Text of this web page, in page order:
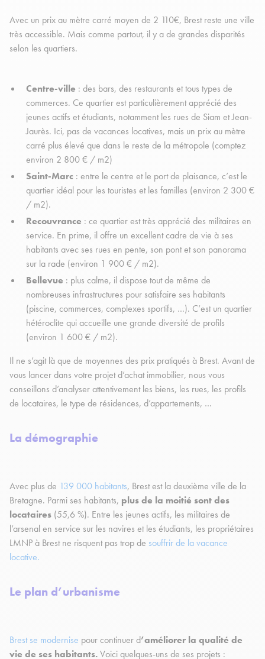
Avec un prix au mètre carré moyen de 2 110€, Brest reste une ville
très accessible. Mais comme partout, il y a de grandes disparités
selon les quartiers.
Centre-ville : des bars, des restaurants et tous types de
commerces. Ce quartier est particulièrement apprécié des
jeunes actifs et étudiants, notamment les rues de Siam et Jean-
Jaurès. Ici, pas de vacances locatives, mais un prix au mètre
carré plus élevé que dans le reste de la métropole (comptez
environ 2 800 € / m2)
Saint-Marc : entre le centre et le port de plaisance, c’est le
quartier idéal pour les touristes et les familles (environ 2 300 €
/ m2).
Recouvrance : ce quartier est très apprécié des militaires en
service. En prime, il offre un excellent cadre de vie à ses
habitants avec ses rues en pente, son pont et son panorama
sur la rade (environ 1 900 € / m2).
Bellevue : plus calme, il dispose tout de même de
nombreuses infrastructures pour satisfaire ses habitants
(piscine, commerces, complexes sportifs, …). C’est un quartier
hétéroclite qui accueille une grande diversité de profils
(environ 1 600 € / m2).
Il ne s’agit là que de moyennes des prix pratiqués à Brest. Avant de
vous lancer dans votre projet d’achat immobilier, nous vous
conseillons d’analyser attentivement les biens, les rues, les profils
de locataires, le type de résidences, d’appartements, …
La démographie
Avec plus de 139 000 habitants, Brest est la deuxième ville de la
Bretagne. Parmi ses habitants, plus de la moitié sont des
locataires (55,6 %). Entre les jeunes actifs, les militaires de
l’arsenal en service sur les navires et les étudiants, les propriétaires
LMNP à Brest ne risquent pas trop de souffrir de la vacance
locative.
Le plan d’urbanisme
Brest se modernise pour continuer d’améliorer la qualité de
vie de ses habitants.Voici quelques-uns de ses projets :